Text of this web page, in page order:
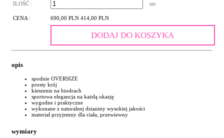
ILOŚĆ : szt
CENA : 690,00 PLN 414,00 PLN
DODAJ DO KOSZYKA
opis
spodnie OVERSIZE
prosty krój
kieszenie na biodrach
sportowa elegancja na każdą okazję
wygodne i praktyczne
wykonane z naturalnej dzianiny wysokiej jakości
materiał przyjemny dla ciała, przewiewny
wymiary